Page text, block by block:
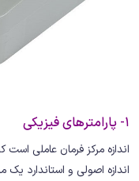
1- پارامترهای فیزیکی
اندازه مرکز فرمان عاملی است
اندازه اصولی و استاندارد